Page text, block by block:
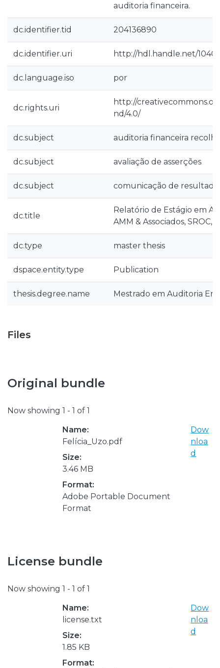
auditoria financeira.
dc.identifier.tid 204136890
dc.identifier.uri http://hdl.handle.net/
dc.language.iso por
dc.rights.uri
http://
nd/4.0/
dc.subject auditoria financeira
dc.subject avaliação de asserções
dc.subject comunicação de
dc.title
Relatório de Estágio em
AMM & Associados, SROC,
dc.type master thesis
dspace.entity.type Publication
thesis.degree.name Mestrado em Auditoria
Files
Original bundle
Now showing 1 - 1 of 1
Name:
Felícia_Uzo.pdf
Size:
3.46 MB
Format:
Adobe Portable Document
Format
Dow
nloa
d
License bundle
Now showing 1 - 1 of 1
Name:
license.txt
Size:
1.85 KB
Format:
Dow
nloa
d